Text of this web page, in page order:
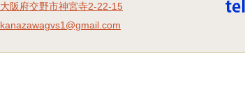
大阪府交野市神宮寺2-22-15
kanazawagvs1@gmail.com